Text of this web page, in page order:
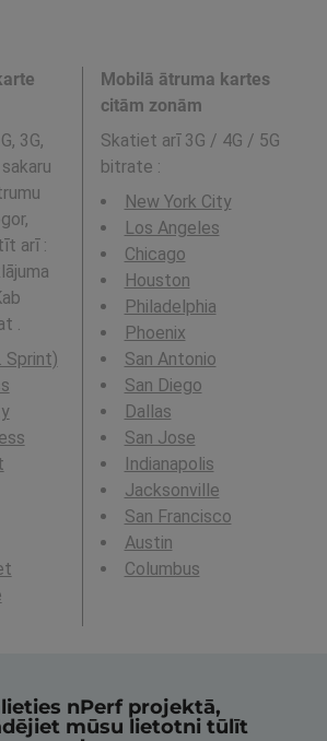
3G,
arī :
.
Sprint)
Mobilā ātruma kartes
citām zonām
Skatiet arī 3G / 4G / 5G
bitrate :
New York City
Los Angeles
Chicago
Houston
Philadelphia
Phoenix
San Antonio
San Diego
Dallas
San Jose
Indianapolis
Jacksonville
San Francisco
Austin
Columbus
nPerf projektā,
mūsu lietotni tūlīt